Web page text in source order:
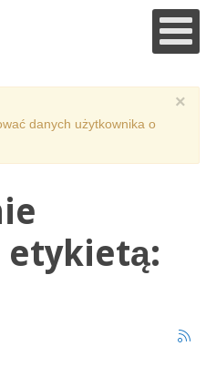
×
danych użytkownika o
etykietą: